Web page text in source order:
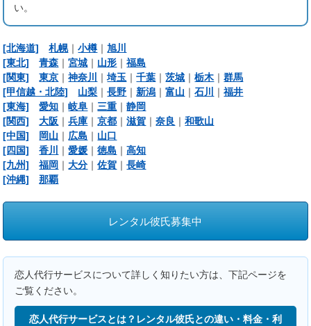
い。
[北海道] 札幌｜小樽 ｜旭川
[東北]
青森 ｜宮城 ｜ 山形 ｜福島
[関東]
東京 ｜神奈川 ｜埼玉 ｜千葉 ｜茨城 ｜栃木 ｜群馬
[甲信越・北陸]
山梨 ｜長野 ｜新潟 ｜富山 ｜石川 ｜福井
[東海]
愛知 ｜岐阜 ｜三重 ｜静岡
[関西]
大阪 ｜兵庫 ｜京都 ｜滋賀 ｜奈良 ｜和歌山
[中国]
岡山 ｜ 広島 ｜ 山口
[四国]
香川 ｜愛媛 ｜徳島 ｜高知
[九州]
福岡 ｜大分 ｜佐賀 ｜長崎
[沖縄]
那覇
レンタル彼氏募集中
恋人代行サービスについて詳しく知りたい方は、下記ページを
ご覧ください。
恋人代行サービスとは？レンタル彼氏との違い・料金・利